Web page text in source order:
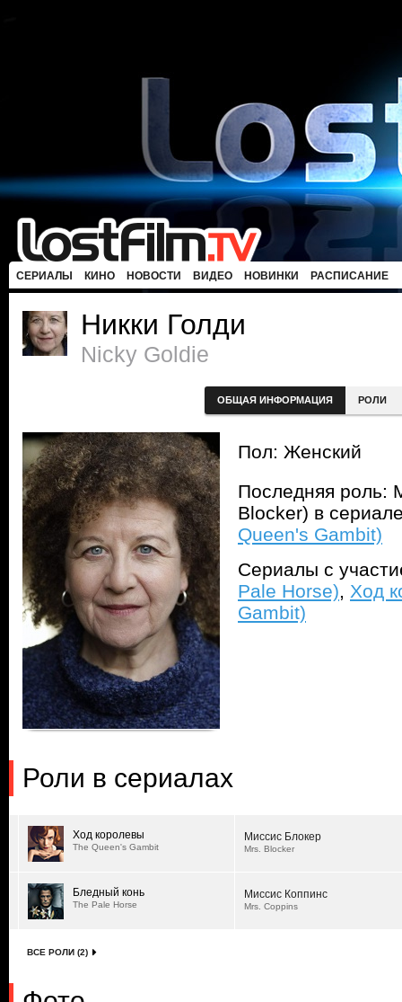
СЕРИАЛЫ КИНО НОВОСТИ ВИДЕО НОВИНКИ РАСПИСАНИЕ
Никки Голди
Nicky Goldie
ОБЩАЯ ИНФОРМАЦИЯ РОЛИ
Пол: Женский
Последняя роль:
Blocker) в
Queen's Gambit)
Сериалы с
Pale Horse), Ход
Gambit)
Роли в сериалах
Ход королевы
The Queen's Gambit
Миссис Блокер
Mrs. Blocker
Бледный конь
The Pale Horse
Миссис Коппинс
Mrs. Coppins
ВСЕ РОЛИ (2)